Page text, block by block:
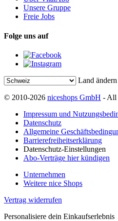
Unsere Gruppe
Freie Jobs
Folge uns auf
Land ändern
© 2010-2026 niceshops GmbH - All
Impressum und
Datenschutz
Allgemeine
Barrierefreiheitserklärung
Datenschutz-Einstellungen
Abo-Verträge hier kündigen
Unternehmen
Weitere nice Shops
Vertrag widerrufen
Personalisiere dein Einkaufserlebnis